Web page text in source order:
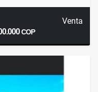
Venta
COP